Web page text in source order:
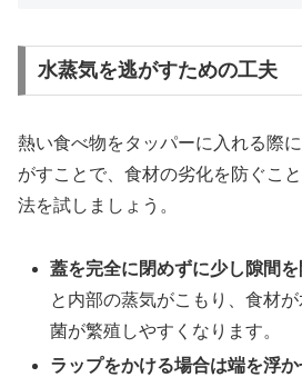
水蒸気を逃がすための工夫
熱い食べ物をタッパーに入れる際
がすことで、食材の劣化を防ぐこ
法を試しましょう。
蓋を完全に閉めずに少し隙間を
と内部の蒸気がこもり、食材が
菌が繁殖しやすくなります。
ラップをかける場合は端を浮か